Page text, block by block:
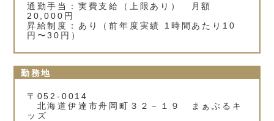
通勤手当：実費支給（上限あり） 月額
20,000円
昇給制度：あり（前年度実績 1時間あたり10
円〜30円）
勤務地
〒052-0014
北海道伊達市舟岡町３２－１９ まぁぶるキ
ッズ